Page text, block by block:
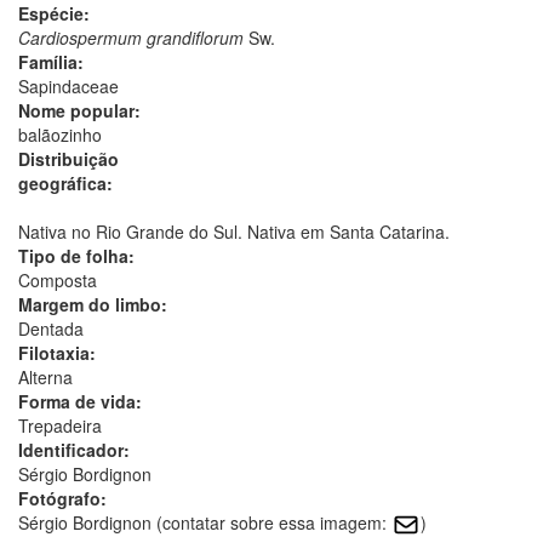
Espécie:
Cardiospermum grandiflorum Sw.
Família:
Sapindaceae
Nome popular:
balãozinho
Distribuição
geográfica:
Nativa no Rio Grande do Sul. Nativa em Santa Catarina.
Tipo de folha:
Composta
Margem do limbo:
Dentada
Filotaxia:
Alterna
Forma de vida:
Trepadeira
Identificador:
Sérgio Bordignon
Fotógrafo:
Sérgio Bordignon (contatar sobre essa imagem:
)